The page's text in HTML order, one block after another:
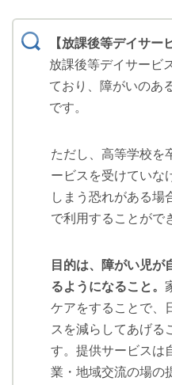
【放課後等デイサー
放課後等デイサービ
ており、障がいのあ
です。
ただし、高等学校を
ービスを受けていな
しまう恐れがある場
で利用することがで
目的は、障がい児が
るようになること。
ケアをすることで、
スを減らしてあげる
す。提供サービスは
業・地域交流の場の